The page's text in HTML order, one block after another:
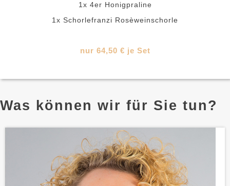
1x 4er Honigpraline
1x Schorlefranzi Rosèweinschorle
nur 64,50 € je Set
Was können wir für Sie tun?